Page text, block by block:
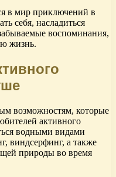
в мир приключений в
себя, насладиться
воспоминания,
жизнь.
возможностям, которые
активного
водными видами
виндсерфинг, а также
природы во время